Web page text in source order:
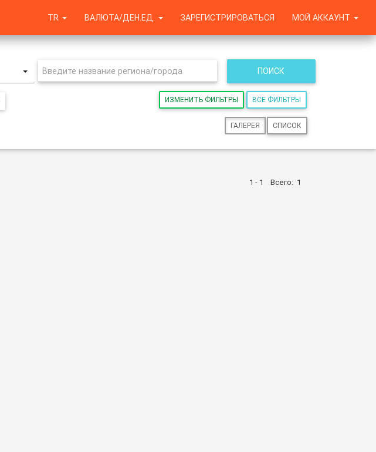
МОЙ АККАУНТ
ЗАРЕГИСТРИРОВАТЬСЯ
ВАЛЮТА/ДЕН.ЕД.
TR
ПОИСК
ИЗМЕНИТЬ ФИЛЬТРЫ ВСЕ ФИЛЬТРЫ
ГАЛЕРЕЯ СПИСОК
1 - 1 Всего: 1